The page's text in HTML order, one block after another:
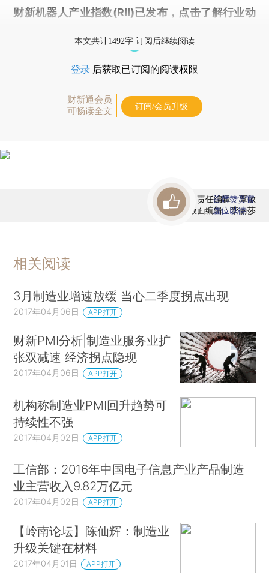
财新机器人产业指数(RII)已发布， 点击了解行业动
本文共计1492字 订阅后继续阅读
登录 后获取已订阅的阅读权限
财新通会员
可畅读全文
订阅/会员升级
责任编辑：覃敏
版面编辑：李丽莎
首席赞赏官
虚位以待
相关阅读
3月制造业增速放缓 当心二季度拐点出现
2017年04月06日 APP打开
财新PMI分析|制造业服务业扩
张双减速 经济拐点隐现
2017年04月06日 APP打开
机构称制造业PMI回升趋势可
持续性不强
2017年04月02日 APP打开
工信部：2016年中国电子信息产业产品制造
业主营收入9.82万亿元
2017年04月02日 APP打开
【岭南论坛】陈仙辉：制造业
升级关键在材料
2017年04月01日 APP打开